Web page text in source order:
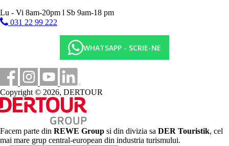
sporturi acvatice nemotorizate
TIR cu arcul
Activitati sportive contra cost
Centru SPA
golf
sporturi nautice motorizate
Cazinou (Hotel Grand Sunset Princess)
Mese incluse
ULTRA All Inclusive:
tarziu, bufet de pranz si cina, gustari usoare in timpul zilei,
gustare de dupa-amiaza.
Va rugam sa retineti:orele si locurile de serviciu de mai sus
Lu - Vi 8am-20pm l Sb 9am-18 pm
031 22 99 222
WHATSAPP - SCRIE-NE
Copyright © 2026, DERTOUR
Facem parte din REWE Group si din divizia sa DER Touristik, cel
mai mare grup central-european din industria turismului.